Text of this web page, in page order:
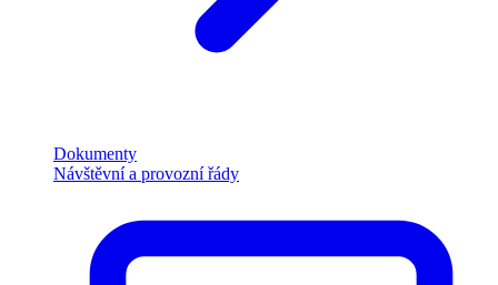
Dokumenty
Návštěvní a provozní řády